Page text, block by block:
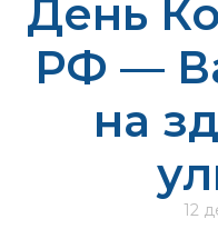
День
РФ —
на
12